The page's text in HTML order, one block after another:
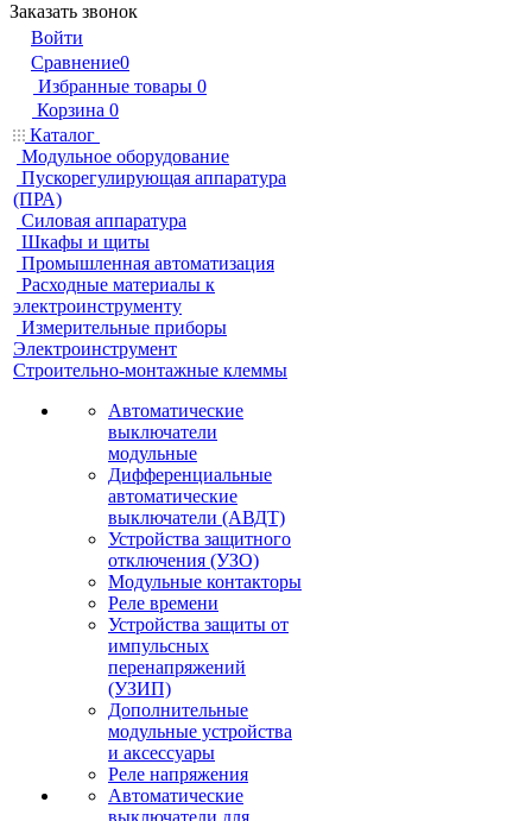
Заказать звонок
Войти
Сравнение0
Избранные товары 0
Корзина 0
Каталог
Модульное оборудование
Пускорегулирующая аппаратура
(ПРА)
Силовая аппаратура
Шкафы и щиты
Промышленная автоматизация
Расходные материалы к
электроинструменту
Измерительные приборы
Электроинструмент
Строительно-монтажные клеммы
Автоматические
выключатели
модульные
Дифференциальные
автоматические
выключатели (АВДТ)
Устройства защитного
отключения (УЗО)
Модульные контакторы
Реле времени
Устройства защиты от
импульсных
перенапряжений
(УЗИП)
Дополнительные
модульные устройства
и аксессуары
Реле напряжения
Автоматические
выключатели для